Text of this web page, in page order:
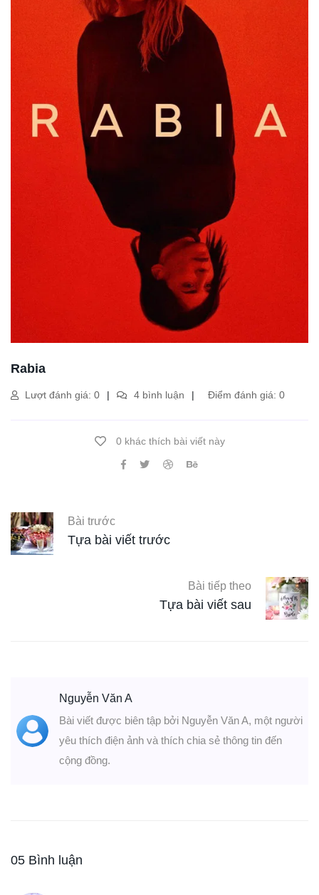
Rabia
Lượt đánh giá: 0 4 bình luận Điểm đánh giá: 0
0 khác thích bài viết này
Bài trước
Tựa bài viết trước
Bài tiếp theo
Tựa bài viết sau
Nguyễn Văn A
Bài viết được biên tập bởi Nguyễn Văn A, một người
yêu thích điện ảnh và thích chia sẻ thông tin đến
cộng đồng.
05 Bình luận